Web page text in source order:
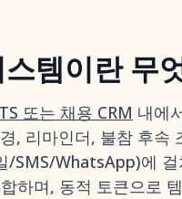
템이란 무
또는 채용 CRM 내에
, 리마인더, 불참 후
/SMS/WhatsApp)에
며, 동적 토큰으로